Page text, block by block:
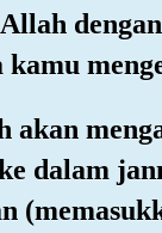
akan
dalam